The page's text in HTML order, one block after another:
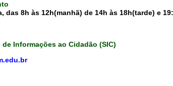
das 8h às 12h(manhã) de 14h às 18h(tarde) e
Informações ao Cidadão (SIC)